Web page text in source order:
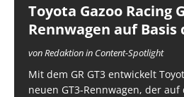
Toyota Gazoo Racing
Rennwagen auf Basis
von Redaktion in Content-Spotlight
Mit dem GR GT3 entwickelt
neuen GT3-Rennwagen, der